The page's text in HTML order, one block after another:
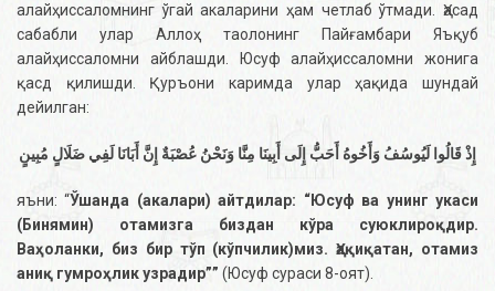
алайҳиссаломнинг ўгай акаларини ҳам четлаб ўтмади. Ҳасад
сабабли улар Аллоҳ таолонинг Пайғамбари Яъқуб
алайҳиссаломни айблашди. Юсуф алайҳиссаломни жонига
қасд қилишди. Қуръони каримда улар ҳақида шундай
дейилган:
إِذْ قَالُوا لَيُوسُفُ وَأَخُوهُ أَحَبُّ إِلَى أَبِينَا مِنَّا وَنَحْنُ عُصْبَةٌ إِنَّ أَبَانَا لَفِي ضَلَالٍ مُبِينٍ
яъни: “Ўшанда (акалари) айтдилар: “Юсуф ва унинг укаси
(Бинямин) отамизга биздан кўра суюклироқдир.
Ваҳоланки, биз бир тўп (кўпчилик)миз. Ҳақиқатан, отамиз
аниқ гумроҳлик узрадир”” (Юсуф сураси 8-оят).